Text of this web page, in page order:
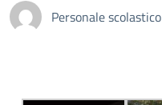
Personale scolastico